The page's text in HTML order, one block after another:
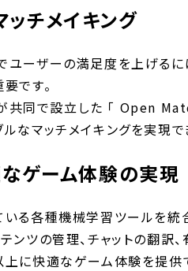
チメイキング
ユーザーの満足度を上げるに
です。
で設立した 「 Open
なマッチメイキングを実現で
ゲーム体験の実現
各種機械学習ツールを統合
ンツの管理、チャットの翻
に快適なゲーム体験を提供